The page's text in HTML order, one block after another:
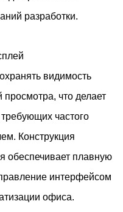
разработки.
видимость
что делает
частого
Конструкция
обеспечивает плавную
интерфейсом
офиса.